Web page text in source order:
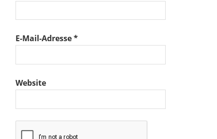
E-Mail-Adresse*
Website